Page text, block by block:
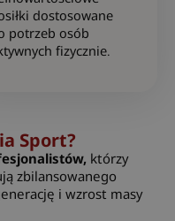
dostosowane
potrzeb osób
fizycznie.
Sport?
którzy
zbilansowanego
i wzrost masy